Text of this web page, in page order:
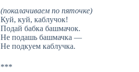
(покалачиваем по пяточке)
Куй, куй, каблучок!
Подай бабка башмачок.
Не подашь башмачка —
Не подкуем каблучка.
***